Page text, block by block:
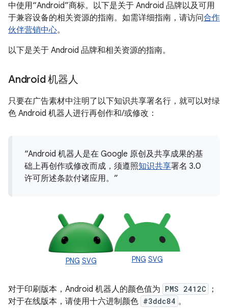
中使用“Android”商标。以下是关于 Android 品牌以及可用
于兼容设备的相关资源的指南。如需详细指南，请访问合作
伙伴营销中心。
以下是关于 Android 品牌和相关资源的指南。
Android 机器人
只要在广告素材中注明了以下知识共享署名行，就可以对绿
色 Android 机器人进行再创作和/或修改：
“Android 机器人是在 Google 原创及共享成果的基
础上再创作或修改而成，须遵照知识共享署名 3.0
许可所述条款付诸应用。”
PNG SVG PNG SVG
对于印刷版本，Android 机器人的颜色值为 PMS 2412C
；
对于在线版本，请使用十六进制颜色 #3ddc84 。